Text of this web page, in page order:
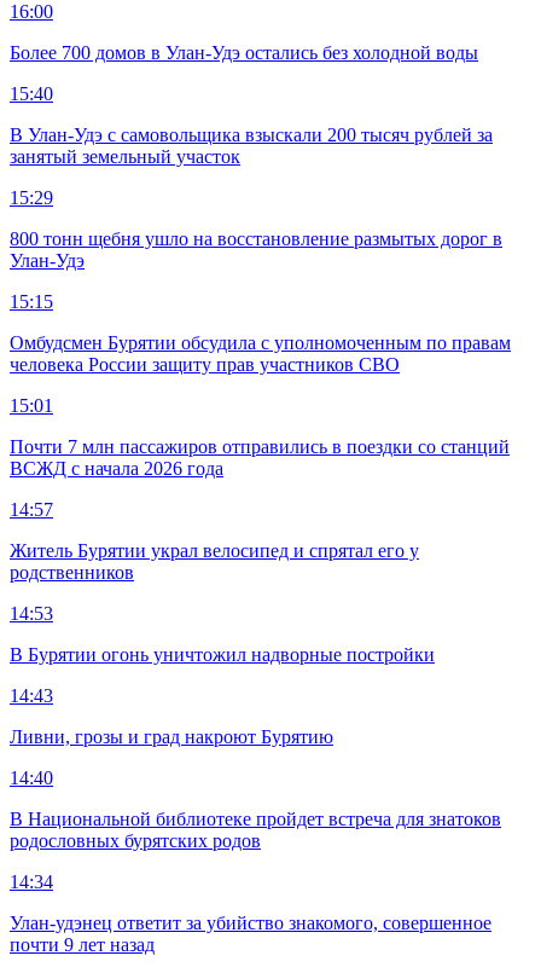
16:00
Более 700 домов в Улан-Удэ остались без холодной воды
15:40
В Улан-Удэ с самовольщика взыскали 200 тысяч рублей за
занятый земельный участок
15:29
800 тонн щебня ушло на восстановление размытых дорог в
Улан-Удэ
15:15
Омбудсмен Бурятии обсудила с уполномоченным по правам
человека России защиту прав участников СВО
15:01
Почти 7 млн пассажиров отправились в поездки со станций
ВСЖД с начала 2026 года
14:57
Житель Бурятии украл велосипед и спрятал его у
родственников
14:53
В Бурятии огонь уничтожил надворные постройки
14:43
Ливни, грозы и град накроют Бурятию
14:40
В Национальной библиотеке пройдет встреча для знатоков
родословных бурятских родов
14:34
Улан-удэнец ответит за убийство знакомого, совершенное
почти 9 лет назад